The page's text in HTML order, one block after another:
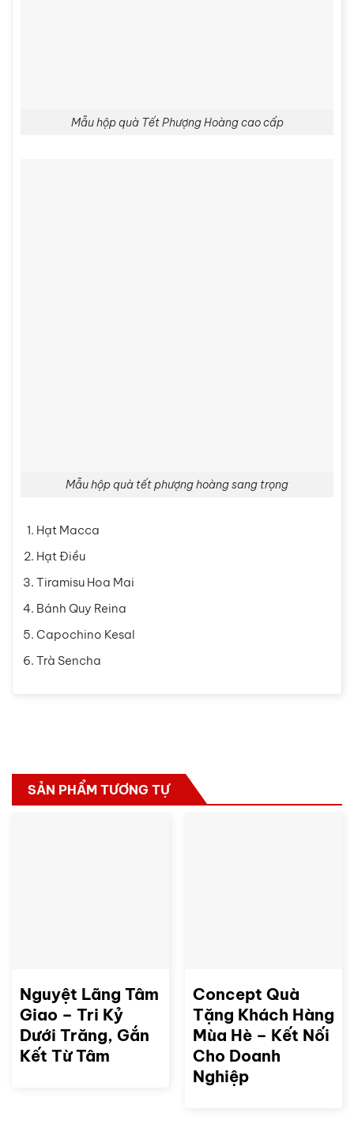
Mẫu hộp quà Tết Phượng Hoàng cao cấp
Mẫu hộp quà tết phượng hoàng sang trọng
Hạt Macca
Hạt Điều
Tiramisu Hoa Mai
Bánh Quy Reina
Capochino Kesal
Trà Sencha
SẢN PHẨM TƯƠNG TỰ
Nguyệt Lãng Tâm
Giao – Tri Kỷ
Dưới Trăng, Gắn
Kết Từ Tâm
Concept Quà
Tặng Khách Hàng
Mùa Hè – Kết Nối
Cho Doanh
Nghiệp